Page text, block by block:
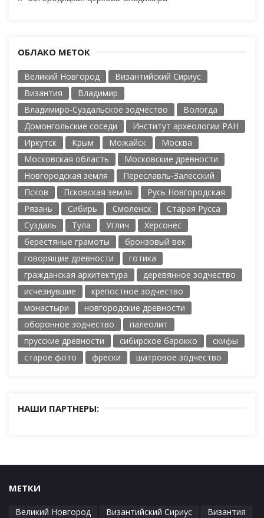
ОБЛАКО МЕТОК
Великий Новгород
Византийский Сириус
Византия
Владимир
Владимиро-Суздальское зодчество
Вологда
Домонгольские соседи
Институт археологии РАН
Иркутск
Крым Можайск
Москва
Московская область
Московские древности
Новгородская земля
Переславль-Залесский
Псков
Псковская земля
Русь Новгородская
Рязань
Сибирь Смоленск
Старая Русса
Суздаль
Тула Углич
Херсонес
берестяные грамоты
бронзовый век
говорящие древности
готика
гражданская архитектура
деревянное зодчество
исчезнувшие
крепостное зодчество
монастыри
новгородские древности
оборонное зодчество
палеолит
прусские древности
сибирское барокко
скифы
старое фото
фрески шатровое зодчество
НАШИ ПАРТНЕРЫ:
МЕТКИ
Великий Новгород Византийский Сириус
Византия